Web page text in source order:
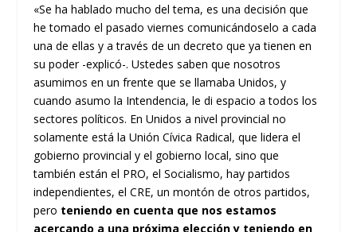
«Se ha hablado mucho del tema, es una decisión que
he tomado el pasado viernes comunicándoselo a cada
una de ellas y a través de un decreto que ya tienen en
su poder -explicó-. Ustedes saben que nosotros
asumimos en un frente que se llamaba Unidos, y
cuando asumo la Intendencia, le di espacio a todos los
sectores políticos. En Unidos a nivel provincial no
solamente está la Unión Cívica Radical, que lidera el
gobierno provincial y el gobierno local, sino que
también están el PRO, el Socialismo, hay partidos
independientes, el CRE, un montón de otros partidos,
pero teniendo en cuenta que nos estamos
acercando a una próxima elección y teniendo en